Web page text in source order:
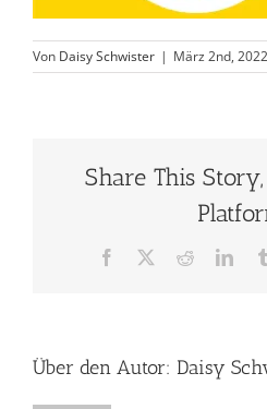
Von Daisy Schwister | März 2nd, 2022
Share This
Facebook Reddit
Über den Autor: Daisy